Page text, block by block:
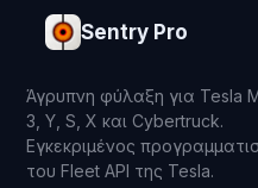
Sentry Pro
Άγρυπνη φύλαξη για Tesla
3, Y, S, X και Cybertruck.
Εγκεκριμένος
του Fleet API της Tesla.